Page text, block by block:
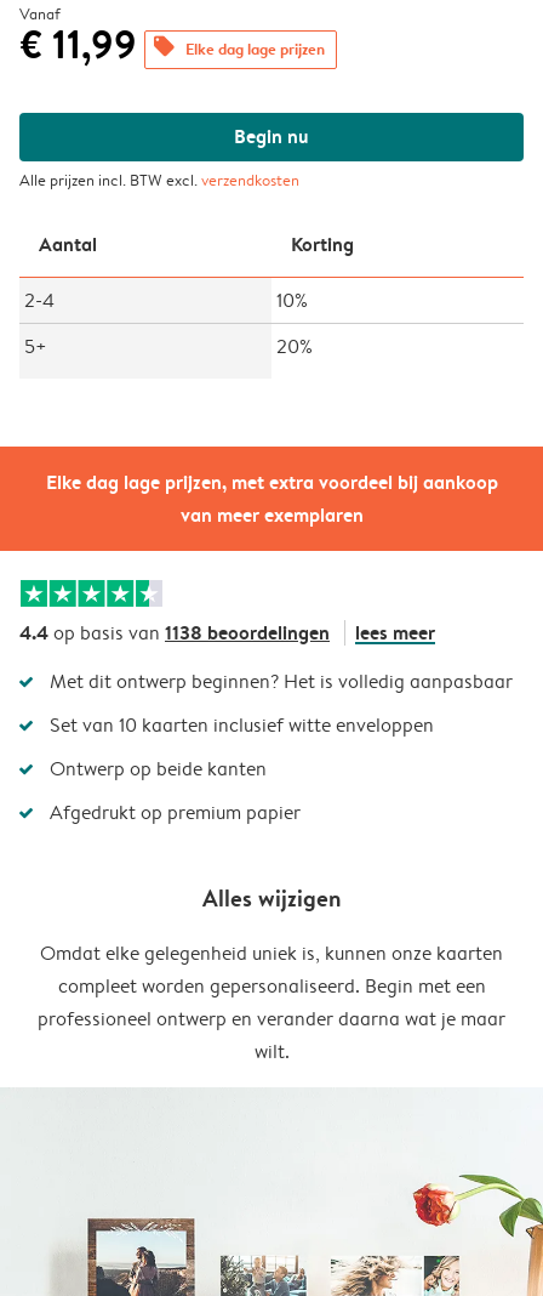
Elke dag lage prijzen, met extra voordeel bij aankoop
van meer exemplaren
Vanaf
€ 11,99 offers Elke dag lage prijzen
Begin nu
Alle prijzen incl. BTW excl.verzendkosten
Aantal Korting
2-4
10%
5+
20%
4.4op basis van 1138 beoordelingen lees meer
Met dit ontwerp beginnen? Het is volledig aanpasbaar
Set van 10 kaarten inclusief witte enveloppen
Ontwerp op beide kanten
Afgedrukt op premium papier
Alles wijzigen
Omdat elke gelegenheid uniek is, kunnen onze kaarten
compleet worden gepersonaliseerd. Begin met een
professioneel ontwerp en verander daarna wat je maar
wilt.